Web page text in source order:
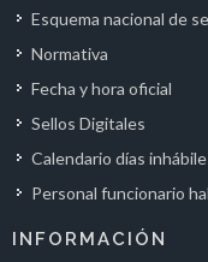
Esquema nacional de
Normativa
Fecha y hora oficial
Sellos Digitales
Calendario días
Personal funcionario
INFORMACIÓN